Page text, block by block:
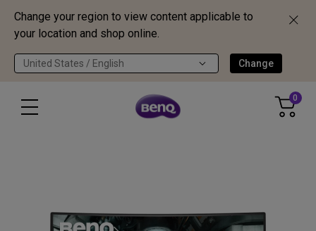
Change your region to view content applicable to
your location and shop online.
United States / English Change
0